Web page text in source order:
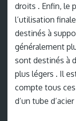
droits . Enfin, le
l’utilisation
destinés à
généralement
sont destinés à
plus légers . Il
compte tous
d’un tube